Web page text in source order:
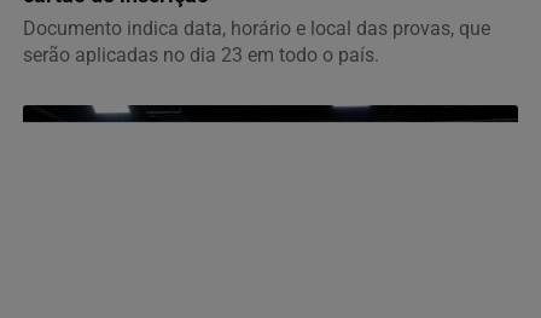
Documento indica data, horário e local das provas, que
serão aplicadas no dia 23 em todo o país.